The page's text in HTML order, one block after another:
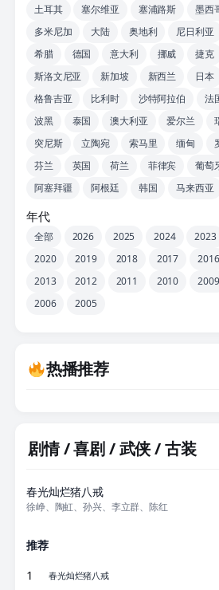
土耳其
塞尔维亚 塞浦路斯 墨西
多米尼加
大陆 奥地利 尼日利亚
希腊
德国 意大利 挪威 捷克
斯洛文尼亚
新加坡 新西兰 日本
格鲁吉亚
比利时 沙特阿拉伯 法
波黑
泰国 澳大利亚 爱尔兰
突尼斯
立陶宛 索马里 缅甸
芬兰
英国 荷兰 菲律宾 葡萄
阿塞拜疆
阿根廷 韩国 马来西亚
年代
全部 2026 2025 2024 2023
2020
2019 2018 2017 2016
2013
2012 2011 2010 2009
2006
2005
热播推荐
剧情 / 喜剧 / 武侠 / 古装
春光灿烂猪八戒
徐峥、陶虹、孙兴、李立群、陈红
推荐
1 春光灿烂猪八戒